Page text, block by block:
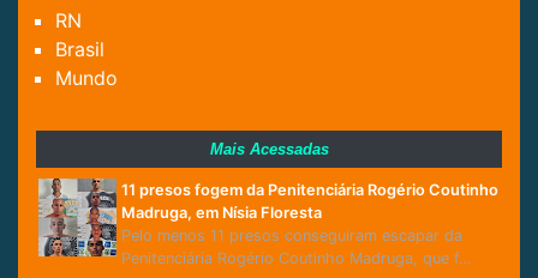
RN
Brasil
Mundo
Mais Acessadas
11 presos fogem da Penitenciária Rogério Coutinho
Madruga, em Nísia Floresta
Pelo menos 11 presos conseguiram escapar da
Penitenciária Rogério Coutinho Madruga, que f…